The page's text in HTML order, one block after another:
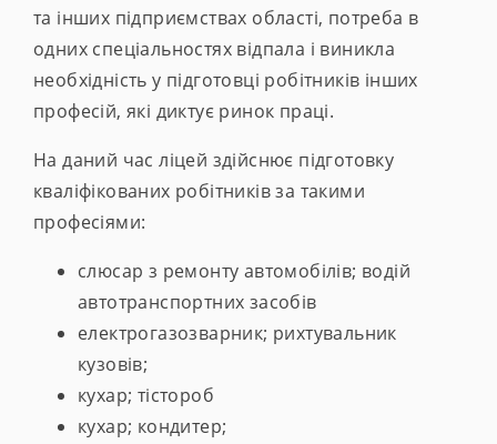
та інших підприємствах області, потреба в
одних спеціальностях відпала і виникла
необхідність у підготовці робітників інших
професій, які диктує ринок праці.
На даний час ліцей здійснює підготовку
кваліфікованих робітників за такими
професіями:
слюсар з ремонту автомобілів; водій
автотранспортних засобів
електрогазозварник; рихтувальник
кузовів;
кухар; тістороб
кухар; кондитер;